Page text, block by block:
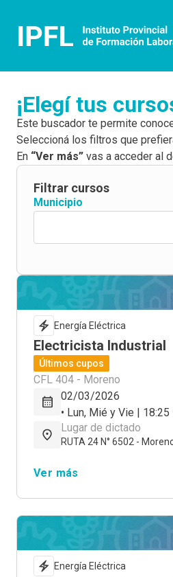
¡Elegí tus
Este buscador te permite
Seleccioná los filtros que
En “Ver más” vas a acceder al
Filtrar cursos
Municipio
Energía Eléctrica
Electricista Industrial
Últimos cupos
CFL 404 - Moreno
02/03/2026
• Lun, Mié y Vie |
Lugar de dictado
RUTA 24 N° 6502 -
Ver más
Energía Eléctrica